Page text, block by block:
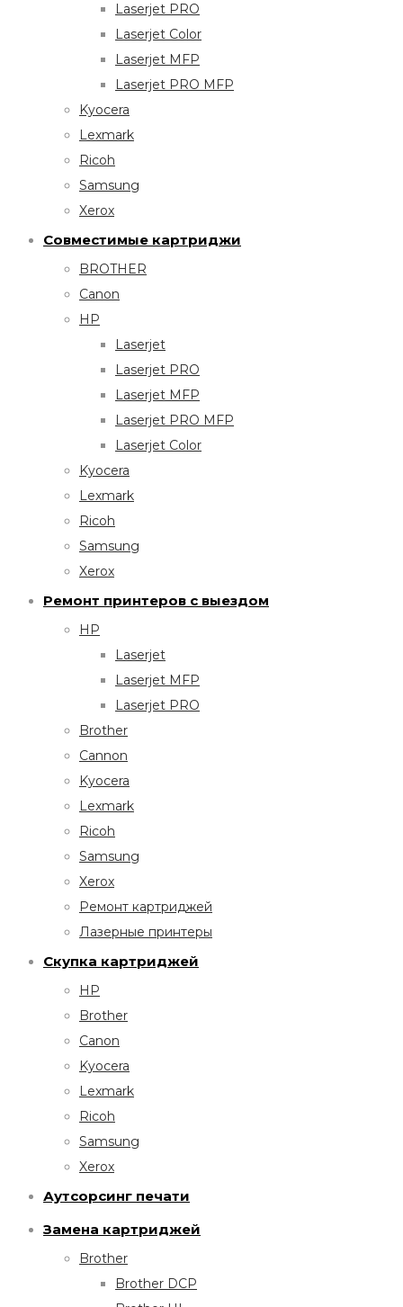
Laserjet PRO
Laserjet Color
Laserjet MFP
Laserjet PRO MFP
Kyocera
Lexmark
Ricoh
Samsung
Xerox
Совместимые картриджи
BROTHER
Canon
HP
Laserjet
Laserjet PRO
Laserjet MFP
Laserjet PRO MFP
Laserjet Color
Kyocera
Lexmark
Ricoh
Samsung
Xerox
Ремонт принтеров с выездом
HP
Laserjet
Laserjet MFP
Laserjet PRO
Brother
Cannon
Kyocera
Lexmark
Ricoh
Samsung
Xerox
Ремонт картриджей
Лазерные принтеры
Скупка картриджей
HP
Brother
Canon
Kyocera
Lexmark
Ricoh
Samsung
Xerox
Аутсорсинг печати
Замена картриджей
Brother
Brother DCP